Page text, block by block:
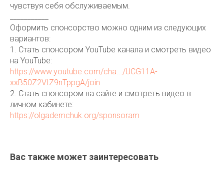
чувствуя себя обслуживаемым.
Оформить спонсорство можно одним из следующих
вариантов:
1. Стать спонсором YouTube канала и смотреть видео
на YouTube:
https://www.youtube.com/cha.../UCG11A-
xxB50Z2VIZ9nTppgA/join
2. Стать спонсором на сайте и смотреть видео в
личном кабинете:
https://olgademchuk.org/sponsoram
Вас также может заинтересовать